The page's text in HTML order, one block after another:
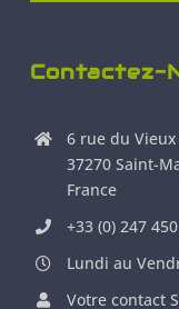
Contactez-
6 rue du
37270 Saint-
France
+33 (0) 247
Lundi au
Votre contact